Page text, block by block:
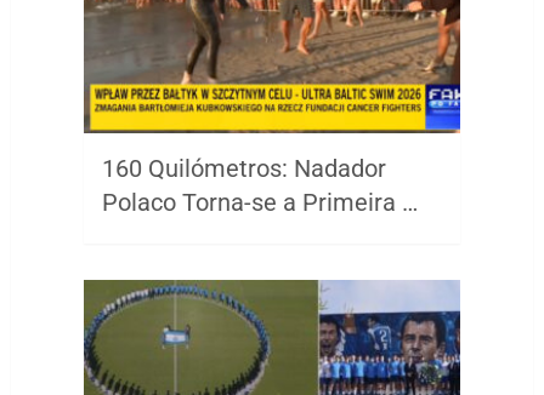
160 Quilómetros: Nadador
Polaco Torna-se a Primeira …